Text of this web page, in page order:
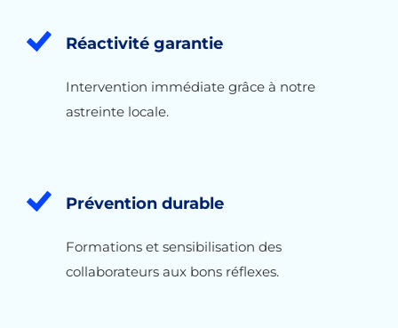
Réactivité garantie
Intervention immédiate grâce à notre
astreinte locale.
Prévention durable
Formations et sensibilisation des
collaborateurs aux bons réflexes.